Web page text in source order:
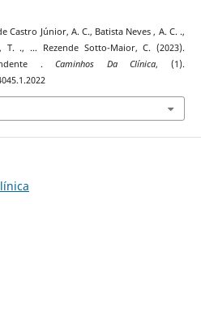
Castro Júnior, A. C., Batista Neves , A. C. .,
T. ., … Rezende Sotto-Maior, C. (2023).
.Caminhos Da Clínica, (1).